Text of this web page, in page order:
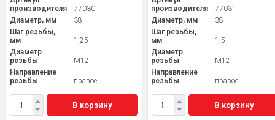
производителя
77030
Диаметр, мм
38
Шаг резьбы,
мм
1,25
Диаметр
резьбы
M12
Направление
резьбы
правое
В корзину
производителя
77031
Диаметр, мм
38
Шаг резьбы,
мм
1,5
Диаметр
резьбы
M12
Направление
резьбы
правое
В корзину